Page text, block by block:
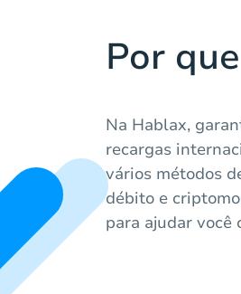
Por
Na Hablax,
recargas
vários métodos
débito e
para ajudar você